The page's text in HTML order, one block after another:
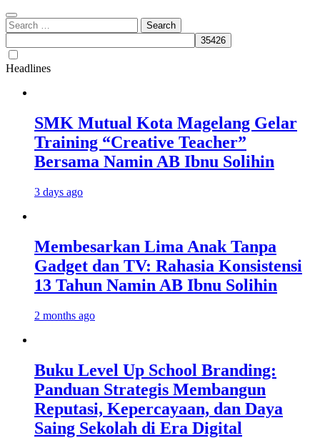
Search
for:
Headlines
SMK Mutual Kota Magelang Gelar
Training “Creative Teacher”
Bersama Namin AB Ibnu Solihin
3 days ago
Membesarkan Lima Anak Tanpa
Gadget dan TV: Rahasia Konsistensi
13 Tahun Namin AB Ibnu Solihin
2 months ago
Buku Level Up School Branding:
Panduan Strategis Membangun
Reputasi, Kepercayaan, dan Daya
Saing Sekolah di Era Digital